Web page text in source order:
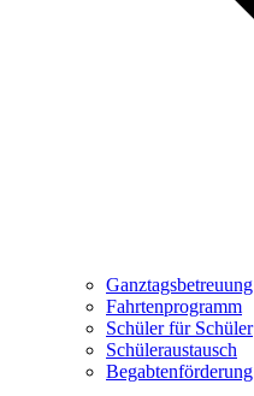
Ganztagsbetreuung
Fahrtenprogramm
Schüler für Schüler
Schüleraustausch
Begabtenförderung